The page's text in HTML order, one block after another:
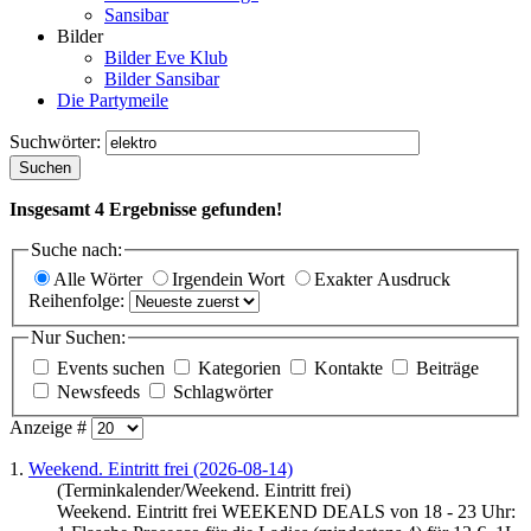
Sansibar
Bilder
Bilder Eve Klub
Bilder Sansibar
Die Partymeile
Suchwörter:
Suchen
Insgesamt 4 Ergebnisse gefunden!
Suche nach:
Alle Wörter
Irgendein Wort
Exakter Ausdruck
Reihenfolge:
Nur Suchen:
Events suchen
Kategorien Kontakte
Beiträge
Newsfeeds
Schlagwörter
Anzeige #
1. Weekend. Eintritt frei (2026-08-14)
(Terminkalender/Weekend. Eintritt frei)
Weekend. Eintritt frei WEEKEND DEALS von 18 - 23 Uhr: